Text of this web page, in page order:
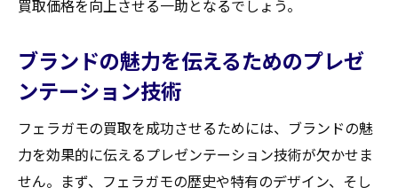
買取価格を向上させる一助となるでしょう。
ブランドの魅力を伝えるためのプレゼ
ンテーション技術
フェラガモの買取を成功させるためには、ブランドの魅
力を効果的に伝えるプレゼンテーション技術が欠かせま
せん。まず、フェラガモの歴史や特有のデザイン、そし